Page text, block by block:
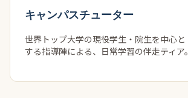
キャンパスチューター
世界トップ大学の現役学生・院生を中心と
する指導陣による、日常学習の伴走ティア。